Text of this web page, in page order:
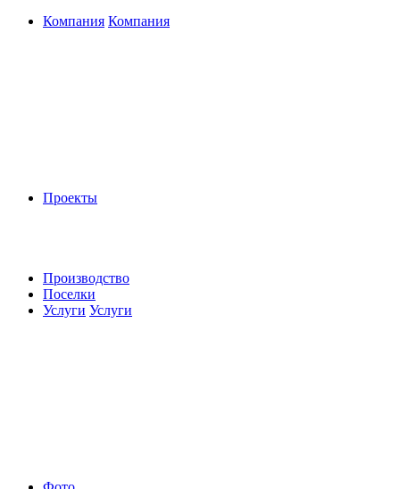
Компания Компания
Проекты
Производство
Поселки
Услуги Услуги